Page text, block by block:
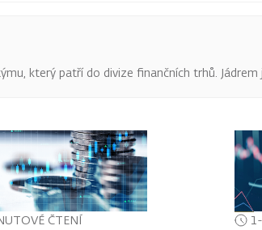
který patří do divize finančních trhů.
ČTENÍ